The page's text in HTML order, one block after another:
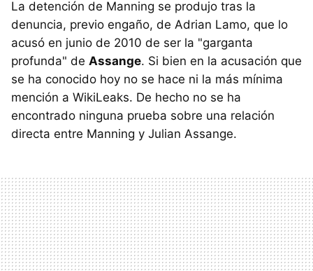
La detención de Manning se produjo tras la
denuncia, previo engaño, de Adrian Lamo, que lo
acusó en junio de 2010 de ser la "garganta
profunda" de Assange. Si bien en la acusación que
se ha conocido hoy no se hace ni la más mínima
mención a WikiLeaks. De hecho no se ha
encontrado ninguna prueba sobre una relación
directa entre Manning y Julian Assange.